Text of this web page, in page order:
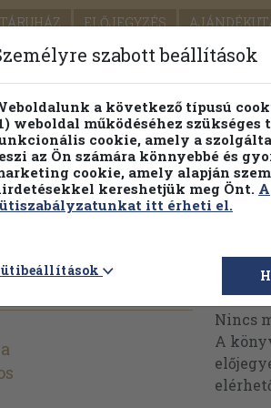
ELŐJEGYZÉS
PILLANATNYI ÁRAINK
Részletes kereső
1975
Nincs
A
szabott beállítások
a következő típusú
weboldal működéséhez
cookie, amely a
az Ön számára könnyebbé és
cookie, amely alapján
kereshetjük meg Önt. A
itt érheti el.